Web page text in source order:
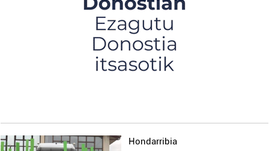
Hondarribia